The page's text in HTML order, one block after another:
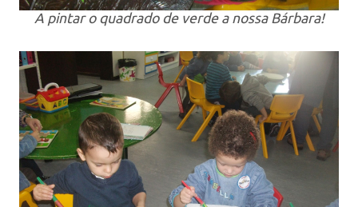
A pintar o quadrado de verde a nossa Bárbara!